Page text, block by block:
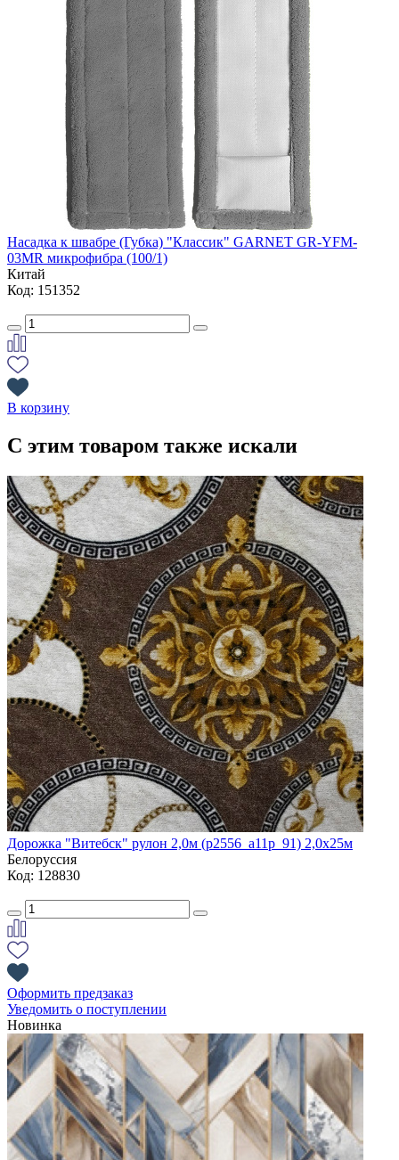
Насадка к швабре (Губка) "Классик" GARNET GR-YFM-
03MR микрофибра (100/1)
Китай
Код: 151352
В корзину
С этим товаром также искали
Дорожка "Витебск" рулон 2,0м (p2556_a11p_91) 2,0х25м
Белоруссия
Код: 128830
Оформить предзаказ
Уведомить о поступлении
Новинка